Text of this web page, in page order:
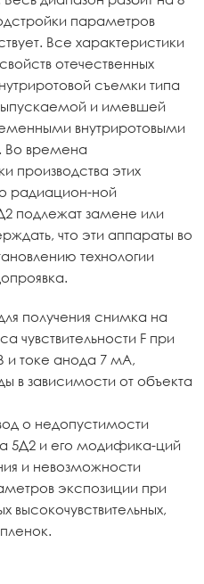
параметров
Все характеристики
отечественных
съемки типа
и имевшей
внутриротовыми
Во времена
производства этих
радиацион-ной
подлежат замене или
что эти аппараты во
технологии
получения снимка на
чувствительности F при
и токе анода 7 мА,
в зависимости от объекта
о недопустимости
5Д2 и его модифика-ций
и невозможности
экспозиции при
высокочувствительных,